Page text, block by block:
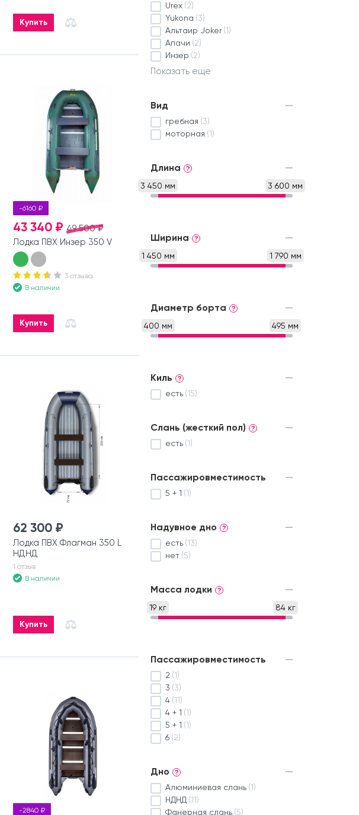
Купить
-6160 ₽
49 500 ₽
43 340 ₽
Лодка ПВХ Инзер 350 V
3 отзыва
В наличии
Купить
62 300 ₽
Лодка ПВХ Флагман 350 L
НДНД
1 отзыв
В наличии
Купить
-2840 ₽
Urex (2)
Yukona (3)
Альтаир Joker (1)
Апачи (2)
Инзер (2)
Показать еще
Вид
гребная (3)
моторная (1)
Длина ?
3 450 мм 3 600 мм
Ширина ?
1 450 мм 1 790 мм
Диаметр борта ?
400 мм 495 мм
Киль ?
есть (15)
Слань (жесткий пол) ?
есть (1)
Пассажировместимость
5 + 1 (1)
Надувное дно ?
есть (13)
нет (5)
Масса лодки ?
19 кг 84 кг
Пассажировместимость
2 (1)
3 (3)
4 (11)
4 + 1 (1)
5 + 1 (1)
6 (2)
Дно ?
Алюминиевая слань (1)
НДНД (11)
Фанерная слань (5)